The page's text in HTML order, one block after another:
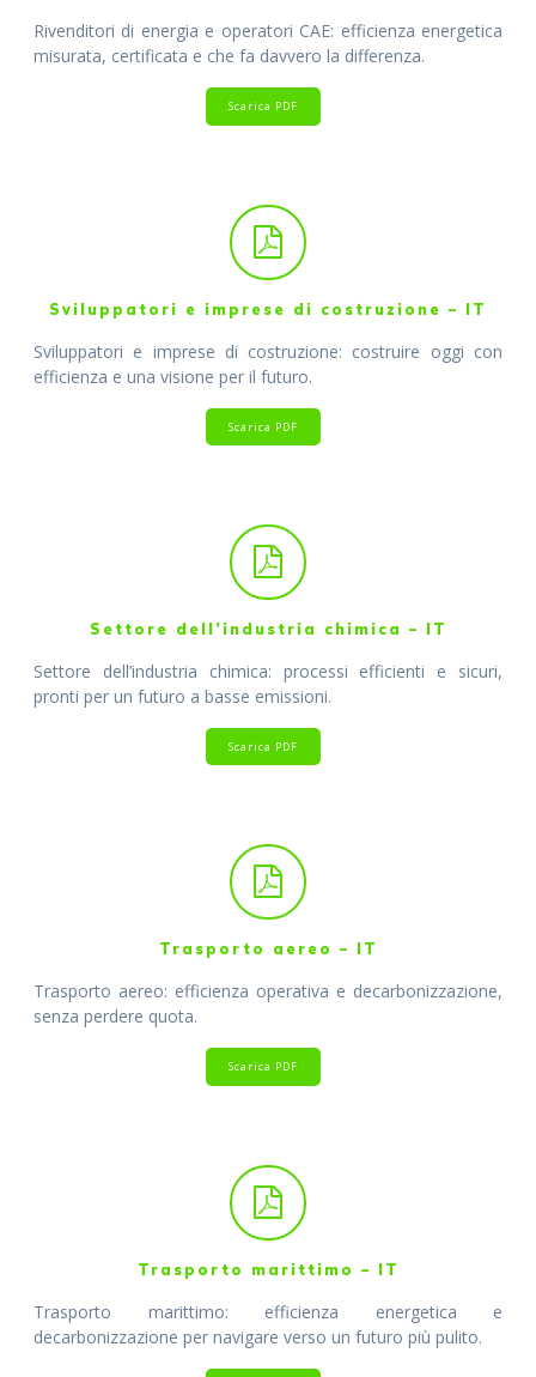
Rivenditori di energia e operatori CAE: efficienza energetica
misurata, certificata e che fa davvero la differenza.
Scarica PDF
Sviluppatori e imprese di costruzione – IT
Sviluppatori e imprese di costruzione: costruire oggi con
efficienza e una visione per il futuro.
Scarica PDF
Settore dell’industria chimica – IT
Settore dell’industria chimica: processi efficienti e sicuri,
pronti per un futuro a basse emissioni.
Scarica PDF
Trasporto aereo – IT
Trasporto aereo: efficienza operativa e decarbonizzazione,
senza perdere quota.
Scarica PDF
Trasporto marittimo – IT
Trasporto marittimo: efficienza energetica e
decarbonizzazione per navigare verso un futuro più pulito.